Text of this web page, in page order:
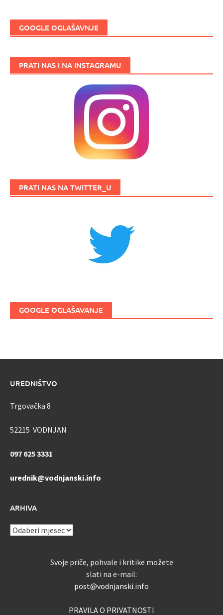
GOOGLE OGLAŠAVNJE
PRATI NAS I NA INSTAGRAMU
PRATI NAS NA TWITTER_U
GOOGLE OGLAŠAVANJE
UREDNIŠTVO
Trgovačka 8
52215 VODNJAN
097 625 3331
urednik@vodnjanski.info
ARHIVA
ARHIVA
Svoje priče, pohvale i kritike možete
slati na e-mail:
post@vodnjanski.info
PRAVILA O PRIVATNOSTI